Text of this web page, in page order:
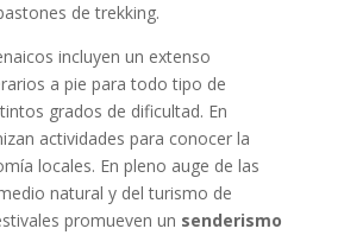
de trekking.
incluyen un extenso
a pie para todo tipo de
grados de dificultad. En
actividades para conocer la
locales. En pleno auge de las
natural y del turismo de
promueven un senderismo